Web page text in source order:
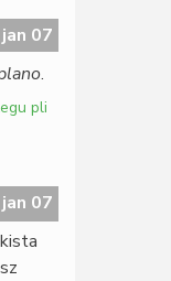
la
Nobel-
07
.
pli
bato
por
07